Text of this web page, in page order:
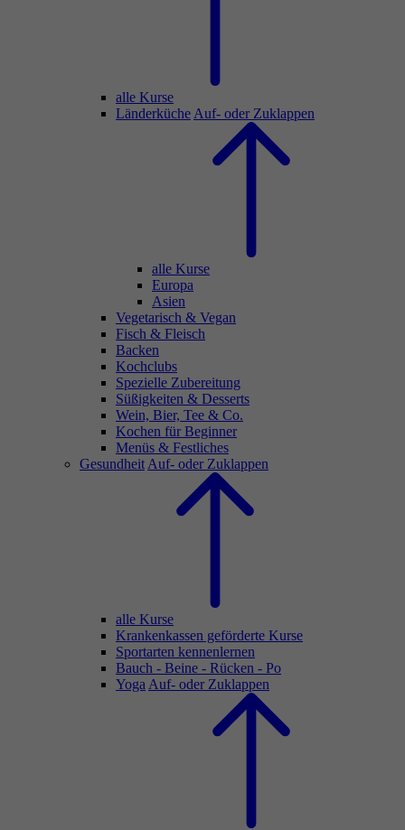
alle Kurse
Länderküche Auf- oder Zuklappen
alle Kurse
Europa
Asien
Vegetarisch & Vegan
Fisch & Fleisch
Backen
Kochclubs
Spezielle Zubereitung
Süßigkeiten & Desserts
Wein, Bier, Tee & Co.
Kochen für Beginner
Menüs & Festliches
Gesundheit Auf- oder Zuklappen
alle Kurse
Krankenkassen geförderte Kurse
Sportarten kennenlernen
Bauch - Beine - Rücken - Po
Yoga Auf- oder Zuklappen